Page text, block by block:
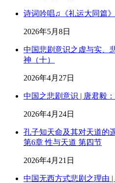
诗词吟唱♫《礼运大同篇》
2026年5月8日
中国悲剧意识之虚与实、
神（十）
2026年4月27日
中国之悲剧意识 | 唐君毅
2026年4月24日
孔子知天命及其对天道的
第6章 性与天道 第四节
2026年4月21日
中国无西方式悲剧之理由